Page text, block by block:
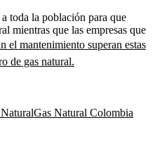
toda la población para que
mientras que las empresas que
el mantenimiento superan estas
de gas natural.
Gas Natural Colombia